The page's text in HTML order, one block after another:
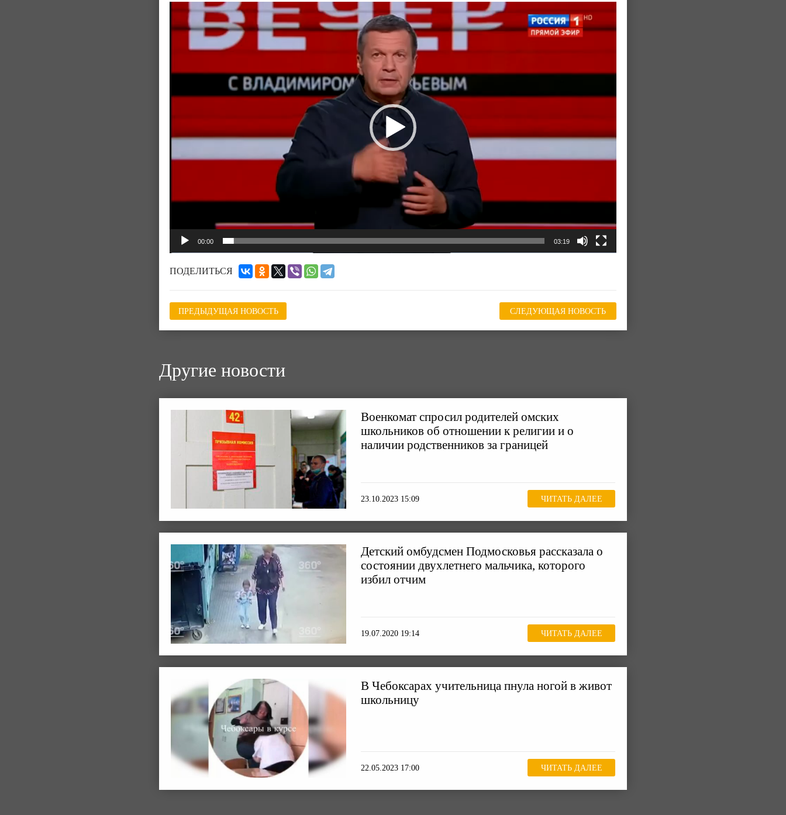
Видеоплеер
00:00 03:19
ПОДЕЛИТЬСЯ
ПРЕДЫДУЩАЯ НОВОСТЬ СЛЕДУЮЩАЯ НОВОСТЬ
Другие новости
Военкомат спросил родителей омских
школьников об отношении к религии и о
наличии родственников за границей
23.10.2023 15:09 ЧИТАТЬ ДАЛЕЕ
Детский омбудсмен Подмосковья рассказала о
состоянии двухлетнего мальчика, которого
избил отчим
19.07.2020 19:14 ЧИТАТЬ ДАЛЕЕ
В Чебоксарах учительница пнула ногой в живот
школьницу
22.05.2023 17:00 ЧИТАТЬ ДАЛЕЕ